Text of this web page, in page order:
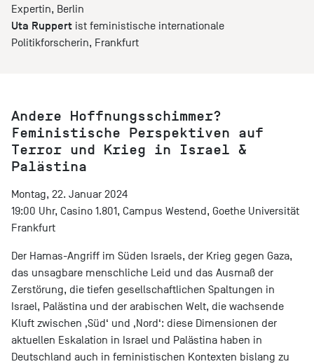
Expertin, Berlin
Uta Ruppert ist feministische internationale
Politikforscherin, Frankfurt
Andere Hoffnungsschimmer?
Feministische Perspektiven auf
Terror und Krieg in Israel &
Palästina
Montag, 22. Januar 2024
19:00 Uhr, Casino 1.801, Campus Westend, Goethe Universität
Frankfurt
Der Hamas-Angriff im Süden Israels, der Krieg gegen Gaza,
das unsagbare menschliche Leid und das Ausmaß der
Zerstörung, die tiefen gesellschaftlichen Spaltungen in
Israel, Palästina und der arabischen Welt, die wachsende
Kluft zwischen ‚Süd‘ und ‚Nord‘: diese Dimensionen der
aktuellen Eskalation in Israel und Palästina haben in
Deutschland auch in feministischen Kontexten bislang zu